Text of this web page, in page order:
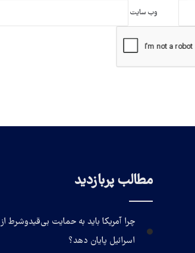
وب‌ سایت
مطالب پربازدید
چرا آمریکا باید به حمایت بی‌قیدوشرط از
اسرائیل پایان دهد؟